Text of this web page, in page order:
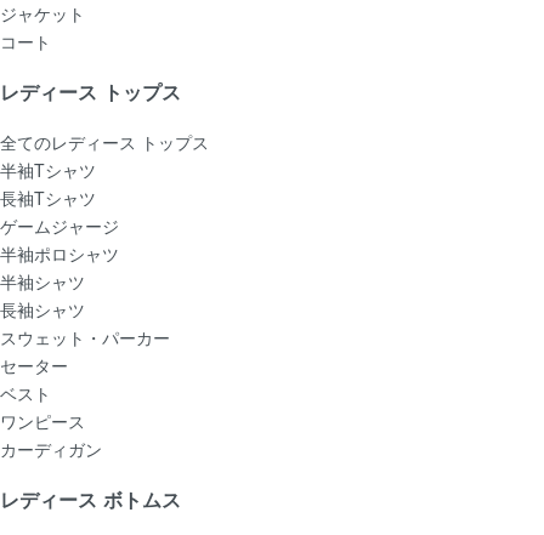
ジャケット
コート
レディース トップス
全てのレディース トップス
半袖Tシャツ
長袖Tシャツ
ゲームジャージ
半袖ポロシャツ
半袖シャツ
長袖シャツ
スウェット・パーカー
セーター
ベスト
ワンピース
カーディガン
レディース ボトムス